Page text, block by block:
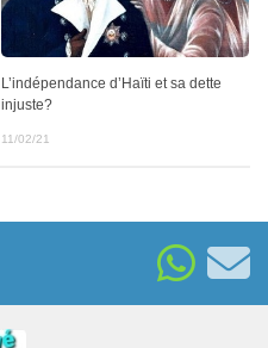
L’indépendance d’Haïti et sa dette
injuste?
11/02/21